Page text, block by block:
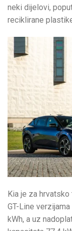
neki dijelovi,
reciklirane
Kia je za
GT-Line
kWh, a uz